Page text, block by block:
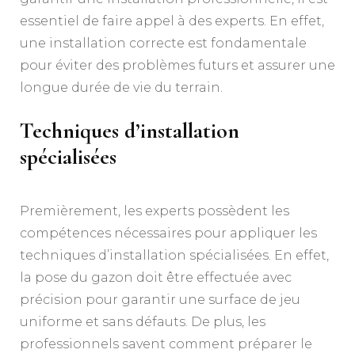
essentiel de faire appel à des experts. En effet,
une installation correcte est fondamentale
pour éviter des problèmes futurs et assurer une
longue durée de vie du terrain.
Techniques d’installation
spécialisées
Premièrement, les experts possèdent les
compétences nécessaires pour appliquer les
techniques d’installation spécialisées. En effet,
la pose du gazon doit être effectuée avec
précision pour garantir une surface de jeu
uniforme et sans défauts. De plus, les
professionnels savent comment préparer le